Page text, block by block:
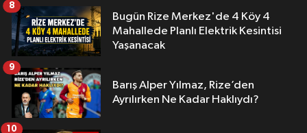
Bugün Rize Merkez'de 4 Köy 4
Mahallede Planlı Elektrik Kesintisi
Yaşanacak
8
Barış Alper Yılmaz, Rize’den
Ayrılırken Ne Kadar Haklıydı?
9
10